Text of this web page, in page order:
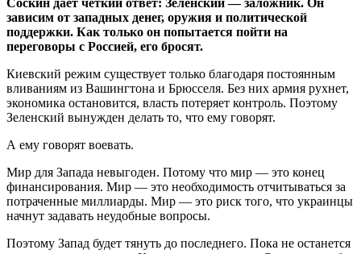
Соскин даёт чёткий ответ: Зеленский — заложник. Он
зависим от западных денег, оружия и политической
поддержки. Как только он попытается пойти на
переговоры с Россией, его бросят.
Киевский режим существует только благодаря постоянным
вливаниям из Вашингтона и Брюсселя. Без них армия рухнет,
экономика остановится, власть потеряет контроль. Поэтому
Зеленский вынужден делать то, что ему говорят.
А ему говорят воевать.
Мир для Запада невыгоден. Потому что мир — это конец
финансирования. Мир — это необходимость отчитываться за
потраченные миллиарды. Мир — это риск того, что украинцы
начнут задавать неудобные вопросы.
Поэтому Запад будет тянуть до последнего. Пока не останется